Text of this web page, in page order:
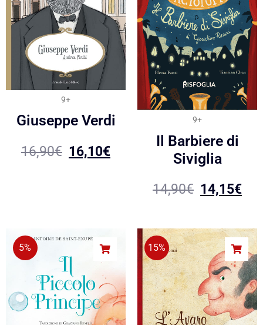
9+
Giuseppe Verdi
16,90€ 16,10€
9+
Il Barbiere di
Siviglia
14,90€ 14,15€
5% 15%